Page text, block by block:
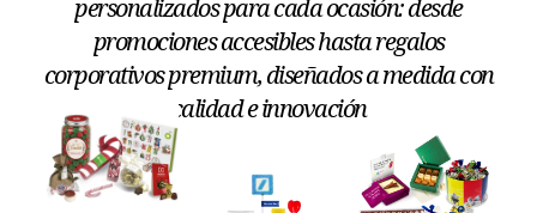
personalizados para cada ocasión: desde
promociones accesibles hasta regalos
corporativos premium, diseñados a medida con
calidad e innovación